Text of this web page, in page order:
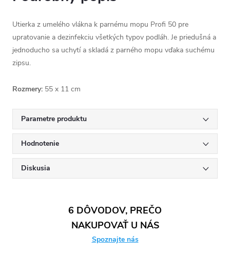
Utierka z umelého vlákna k parnému mopu Profi 50 pre
upratovanie a dezinfekciu všetkých typov podláh. Je priedušná a
jednoducho sa uchytí a skladá z parného mopu vďaka suchému
zipsu.
Rozmery: 55 x 11 cm
Parametre produktu
Hodnotenie
Diskusia
6 DÔVODOV, PREČO
NAKUPOVAŤ U NÁS
Spoznajte nás